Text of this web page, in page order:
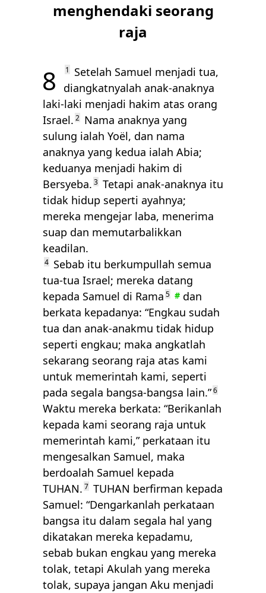
menghendaki seorang
raja
8 1
Setelah Samuel menjadi tua,
diangkatnyalah anak-anaknya
laki-laki menjadi hakim atas orang
Israel. 2
Nama anaknya yang
sulung ialah Yoël, dan nama
anaknya yang kedua ialah Abia;
keduanya menjadi hakim di
Bersyeba. 3 Tetapi anak-anaknya itu
tidak hidup seperti ayahnya;
mereka mengejar laba, menerima
suap dan memutarbalikkan
keadilan.
4 Sebab itu berkumpullah semua
tua-tua Israel; mereka datang
kepada Samuel di Rama 5 # dan
berkata kepadanya: “Engkau sudah
tua dan anak-anakmu tidak hidup
seperti engkau; maka angkatlah
sekarang seorang raja atas kami
untuk memerintah kami, seperti
pada segala bangsa-bangsa lain.”6
Waktu mereka berkata: “Berikanlah
kepada kami seorang raja untuk
memerintah kami,” perkataan itu
mengesalkan Samuel, maka
berdoalah Samuel kepada
TUHAN. 7 TUHAN berfirman kepada
Samuel: “Dengarkanlah perkataan
bangsa itu dalam segala hal yang
dikatakan mereka kepadamu,
sebab bukan engkau yang mereka
tolak, tetapi Akulah yang mereka
tolak, supaya jangan Aku menjadi